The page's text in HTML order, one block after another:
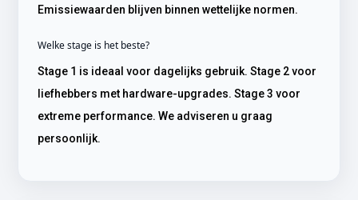
Emissiewaarden blijven binnen wettelijke normen.
Welke stage is het beste?
Stage 1 is ideaal voor dagelijks gebruik. Stage 2 voor
liefhebbers met hardware-upgrades. Stage 3 voor
extreme performance. We adviseren u graag
persoonlijk.